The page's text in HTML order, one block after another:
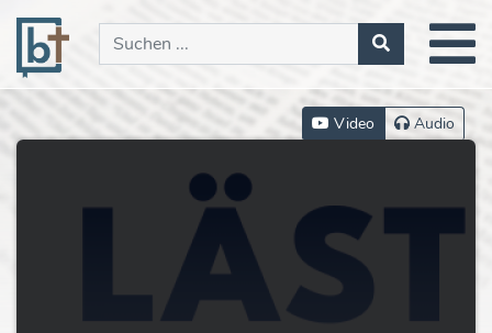
Video Audio